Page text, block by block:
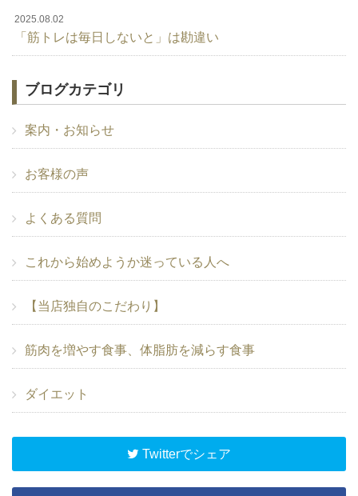
2025.08.02
「筋トレは毎日しないと」は勘違い
ブログカテゴリ
案内・お知らせ
お客様の声
よくある質問
これから始めようか迷っている人へ
【当店独自のこだわり】
筋肉を増やす食事、体脂肪を減らす食事
ダイエット
Twitterでシェア